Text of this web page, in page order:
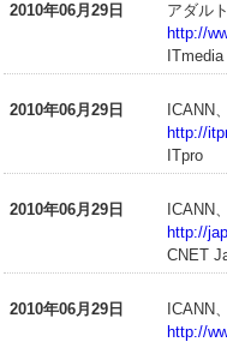
2010年06月29日
アダル
http://
ITmedia
2010年06月29日
ICANN
http://
ITpro
2010年06月29日
ICANN
http://
CNET
2010年06月29日
ICANN
http://